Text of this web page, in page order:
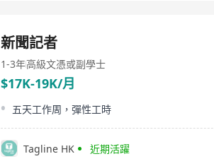
新聞記者
1-3年高級文憑或副學士
$17K-19K/月
五天工作周，彈性工時
Tagline HK 近期活躍